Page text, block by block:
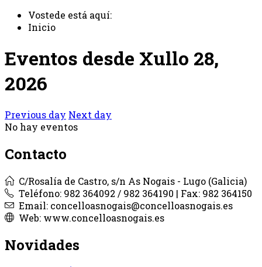
Vostede está aquí:
Inicio
Eventos desde Xullo 28,
2026
Previous day Next day
No hay eventos
Contacto
C/Rosalía de Castro, s/n As Nogais - Lugo (Galicia)
Teléfono: 982 364092 / 982 364190 | Fax: 982 364150
Email: concelloasnogais@concelloasnogais.es
Web: www.concelloasnogais.es
Novidades